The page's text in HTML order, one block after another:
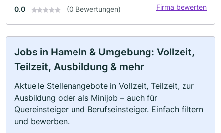
0.0 (0 Bewertungen) Firma bewerten
Jobs in Hameln & Umgebung: Vollzeit,
Teilzeit, Ausbildung & mehr
Aktuelle Stellenangebote in Vollzeit, Teilzeit, zur
Ausbildung oder als Minijob – auch für
Quereinsteiger und Berufseinsteiger. Einfach filtern
und bewerben.